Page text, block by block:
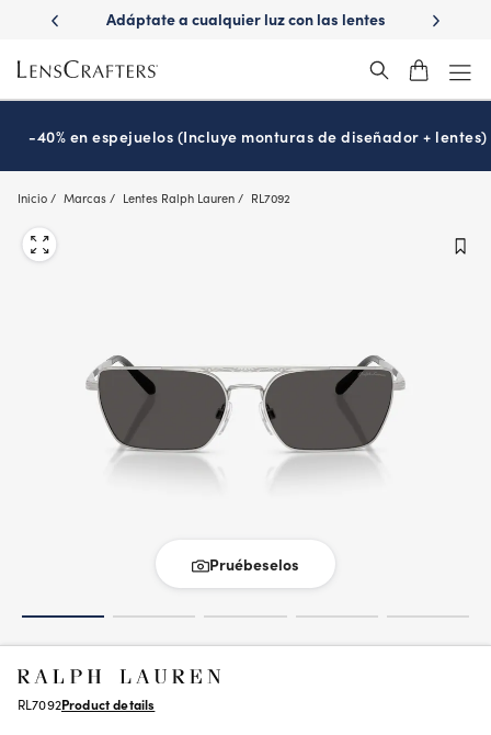
main
content
con
Adáptate a cualquier luz con las lentes
¿Es
-40% en espejuelos (Incluye monturas de diseñador + lentes)
Inicio Marcas Lentes Ralph Lauren RL7092
Pruébeselos
RL7092Product details